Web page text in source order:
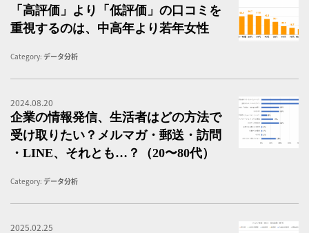
「高評価」より「低評価」の口コミを
重視するのは、中高年より若年女性
Category: データ分析
2024.08.20
企業の情報発信、生活者はどの方法で
受け取りたい？メルマガ・郵送・訪問
・LINE、それとも…？（20〜80代）
Category: データ分析
2025.02.25